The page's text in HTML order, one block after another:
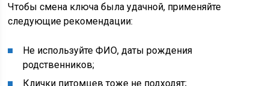
Чтобы смена ключа была удачной, применяйте
следующие рекомендации:
Не используйте ФИО, даты рождения
родственников;
Клички питомцев тоже не подходят;